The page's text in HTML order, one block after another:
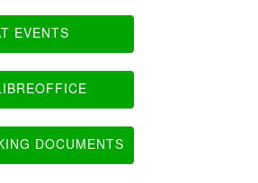
EVENTS
DOCUMENTS